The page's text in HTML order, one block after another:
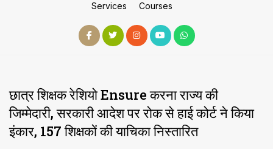
Services Courses
छात्र शिक्षक रेशियो Ensure करना राज्य की
जिम्मेदारी, सरकारी आदेश पर रोक से हाई कोर्ट ने किया
इंकार, 157 शिक्षकों की याचिका निस्तारित